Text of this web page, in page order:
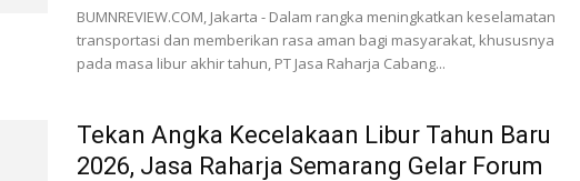
BUMNREVIEW.COM, Jakarta - Dalam rangka meningkatkan keselamatan
transportasi dan memberikan rasa aman bagi masyarakat, khususnya
pada masa libur akhir tahun, PT Jasa Raharja Cabang...
Tekan Angka Kecelakaan Libur Tahun Baru
2026, Jasa Raharja Semarang Gelar Forum